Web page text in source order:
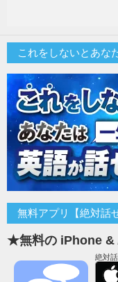
これをしないとあな
無料アプリ【絶対話
★無料の iPhone &
絶対